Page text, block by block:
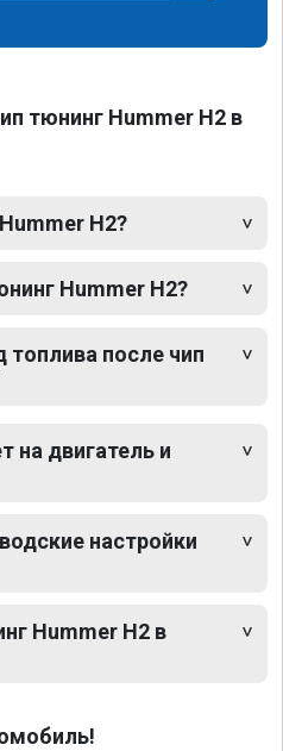
тюнинг Hummer H2 в
H2?
Hummer H2?
топлива после чип
на двигатель и
настройки
Hummer H2 в